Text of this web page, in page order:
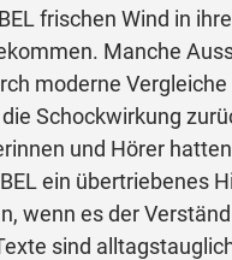
frischen Wind in
Manche
moderne Vergleiche
Schockwirkung
und Hörer
ein übertriebenes
wenn es der
sind